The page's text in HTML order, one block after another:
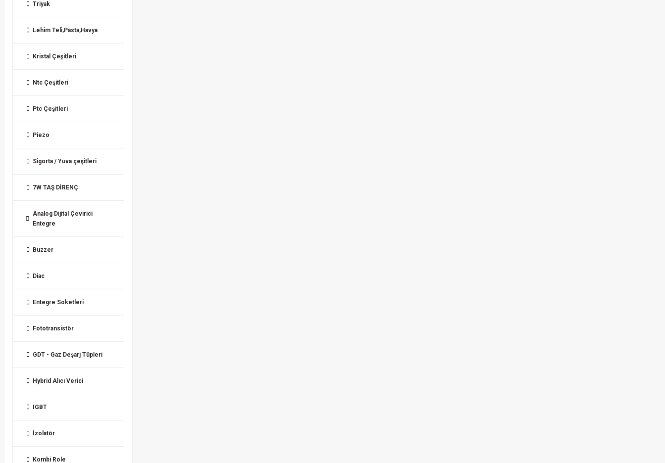
Triyak
Lehim Teli,Pasta,Havya
Kristal Çeşitleri
Ntc Çeşitleri
Ptc Çeşitleri
Piezo
Sigorta / Yuva çeşitleri
7W TAŞ DİRENÇ
Analog Dijital Çevirici
Entegre
Buzzer
Diac
Entegre Soketleri
Fototransistör
GDT - Gaz Deşarj Tüpleri
Hybrid Alıcı Verici
IGBT
İzolatör
Kombi Role